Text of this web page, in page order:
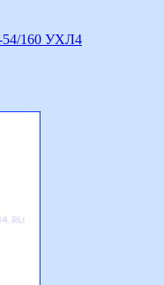
54/160 УХЛ4